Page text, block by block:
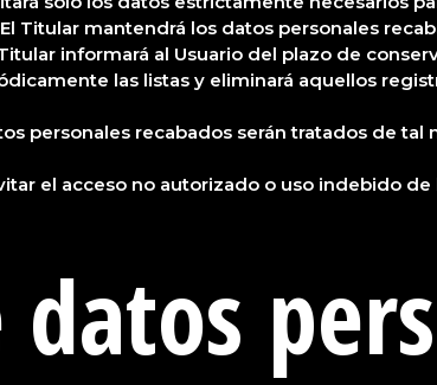
Titular mantendrá los datos personales
informará al Usuario del plazo de
las listas y eliminará aquellos
personales recabados serán tratados de
el acceso no autorizado o uso indebido